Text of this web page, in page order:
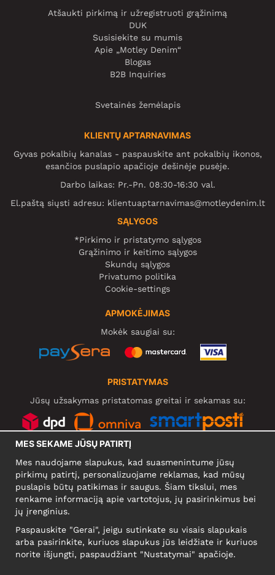
Atšaukti pirkimą ir užregistruoti grąžinimą
DUK
Susisiekite su mumis
Apie „Motley Denim“
Blogas
B2B Inquiries
Svetainės žemėlapis
KLIENTŲ APTARNAVIMAS
Gyvas pokalbių kanalas - paspauskite ant pokalbių ikonos,
esančios puslapio apačioje dešinėje pusėje.
Darbo laikas: Pr.-Pn. 08:30-16:30 val.
El.paštą siųsti adresu: klientuaptarnavimas@motleydenim.lt
SĄLYGOS
*Pirkimo ir pristatymo sąlygos
Grąžinimo ir keitimo sąlygos
Skundų sąlygos
Privatumo politika
Cookie-settings
APMOKĖJIMAS
Mokėk saugiai su:
PRISTATYMAS
Jūsų užsakymas pristatomas greitai ir sekamas su:
KOMPANIJA
Narva mnt 5, EE-10117 Tallinn
Reg: 12356245
MES SEKAME JŪSŲ PATIRTĮ
Mes naudojame slapukus, kad suasmenintume jūsų
pirkimų patirtį, personalizuojame reklamas, kad mūsų
puslapis būtų patikimas ir saugus. Šiam tikslui, mes
renkame informaciją apie vartotojus, jų pasirinkimus bei
jų įrenginius.
Paspauskite "Gerai", jeigu sutinkate su visais slapukais
arba pasirinkite, kuriuos slapukus jūs leidžiate ir kuriuos
norite išjungti, paspaudžiant "Nustatymai" apačioje.